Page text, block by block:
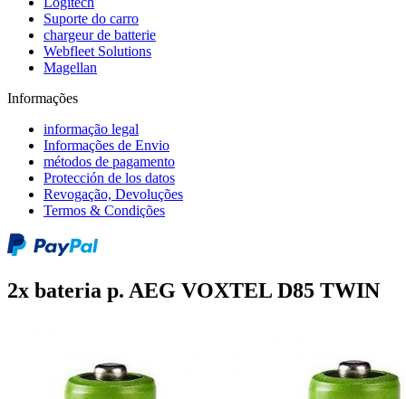
Suporte do carro
chargeur de batterie
Webfleet Solutions
Magellan
Informações
informação legal
Informações de Envio
métodos de pagamento
Protección de los datos
Revogação, Devoluções
Termos & Condições
2x bateria p. AEG VOXTEL D85 TWIN